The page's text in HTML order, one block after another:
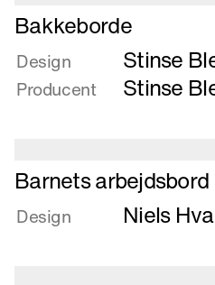
Læs
mere
om
Bakkeborde
Bakkeborde
Design Stinse
Producent Stinse
Læs
mere
om
Barnets arbejdsbord
Design Niels